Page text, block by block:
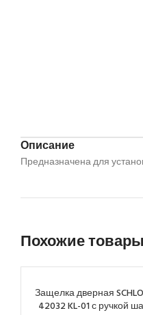
Описание
Предназначена для
Похожие товары
Защелка дверная
42032 KL-01 с ручкой